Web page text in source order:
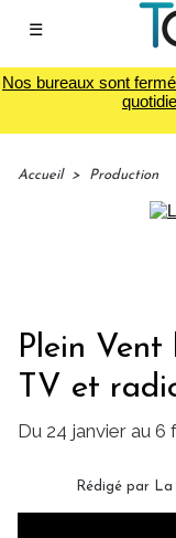
☰
Nos bureaux sont
Accueil > Production
Plein Vent
TV et
Du 24 janvier au 6
Rédigé par La